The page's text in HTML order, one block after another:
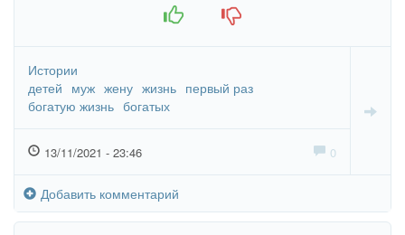
Истории
детей муж жену жизнь первый раз
богатую жизнь богатых
13/11/2021 - 23:46 0
Добавить комментарий